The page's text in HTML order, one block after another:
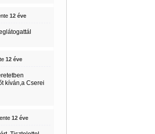
12 éve
12 éve
kíván,a Cserei
12 éve